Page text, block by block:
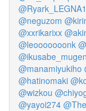
@neguzom
@xxrikarixx
@leooooooonk
@ikusabe_mugen
@manamiyukiho
@hatinomaki
@wizkou
@yayoi274